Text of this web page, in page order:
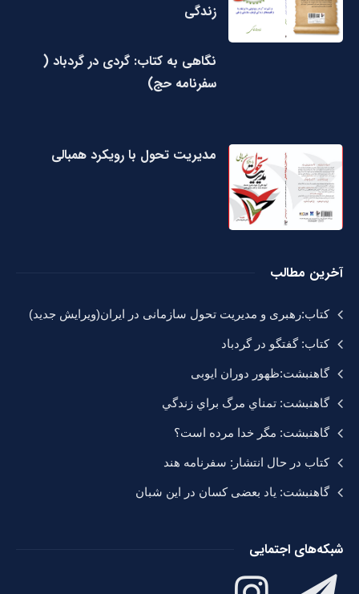
زندگی
نگاهی به کتاب: گردی در گردباد (
سفرنامه حج)
مدیریت تحول با رویکرد همبالی
آخرین مطالب
کتاب:رهبری و مدیریت تحول سازمانی در ایران(ویرایش جدید)
کتاب: گفتگو در گردباد
گاهنبشت:ظهور دوران ايوبی
گاهنبشت: تمناي مرگ براي زندگي
گاهنبشت: مگر خدا مرده است؟
کتاب در حال انتشار: سفرنامه هند
گاهنبشت: یاد بعضی کسان در این شبان
شبکه‌های اجتمایی